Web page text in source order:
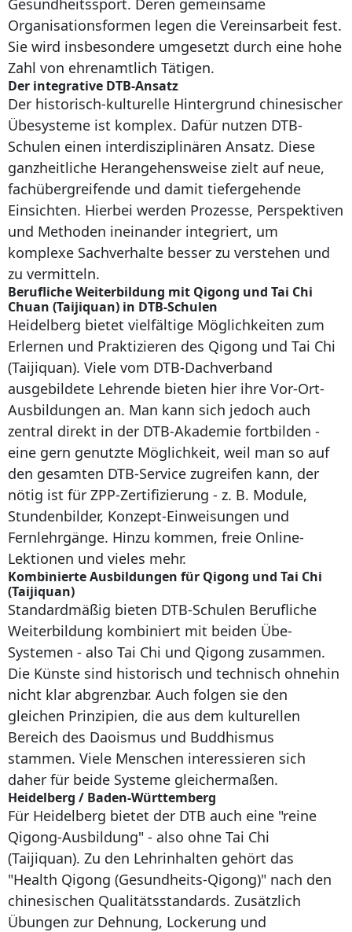
Organisationsformen legen die Vereinsarbeit fest.
Sie wird insbesondere umgesetzt durch eine hohe
Zahl von ehrenamtlich Tätigen.
Der integrative DTB-Ansatz
Der historisch-kulturelle Hintergrund chinesischer
Übesysteme ist komplex. Dafür nutzen DTB-
Schulen einen interdisziplinären Ansatz. Diese
ganzheitliche Herangehensweise zielt auf neue,
fachübergreifende und damit tiefergehende
Einsichten. Hierbei werden Prozesse, Perspektiven
und Methoden ineinander integriert, um
komplexe Sachverhalte besser zu verstehen und
zu vermitteln.
Berufliche Weiterbildung mit Qigong und Tai Chi
Chuan (Taijiquan) in DTB-Schulen
Heidelberg bietet vielfältige Möglichkeiten zum
Erlernen und Praktizieren des Qigong und Tai Chi
(Taijiquan). Viele vom DTB-Dachverband
ausgebildete Lehrende bieten hier ihre Vor-Ort-
Ausbildungen an. Man kann sich jedoch auch
zentral direkt in der DTB-Akademie fortbilden -
eine gern genutzte Möglichkeit, weil man so auf
den gesamten DTB-Service zugreifen kann, der
nötig ist für ZPP-Zertifizierung - z. B. Module,
Stundenbilder, Konzept-Einweisungen und
Fernlehrgänge. Hinzu kommen, freie Online-
Lektionen und vieles mehr.
Kombinierte Ausbildungen für Qigong und Tai Chi
(Taijiquan)
Standardmäßig bieten DTB-Schulen Berufliche
Weiterbildung kombiniert mit beiden Übe-
Systemen - also Tai Chi und Qigong zusammen.
Die Künste sind historisch und technisch ohnehin
nicht klar abgrenzbar. Auch folgen sie den
gleichen Prinzipien, die aus dem kulturellen
Bereich des Daoismus und Buddhismus
stammen. Viele Menschen interessieren sich
daher für beide Systeme gleichermaßen.
Heidelberg / Baden-Württemberg
Für Heidelberg bietet der DTB auch eine "reine
Qigong-Ausbildung" - also ohne Tai Chi
(Taijiquan). Zu den Lehrinhalten gehört das
"Health Qigong (Gesundheits-Qigong)" nach den
chinesischen Qualitätsstandards. Zusätzlich
Übungen zur Dehnung, Lockerung und